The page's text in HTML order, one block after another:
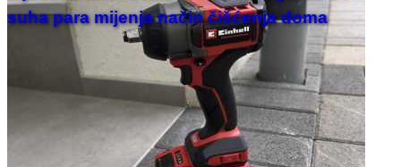
suha para mijenja način čišćenja doma